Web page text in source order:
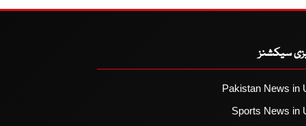
سیکشنز
Pakistan News in
Sports News in